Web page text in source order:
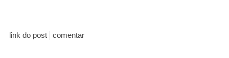
link do post comentar